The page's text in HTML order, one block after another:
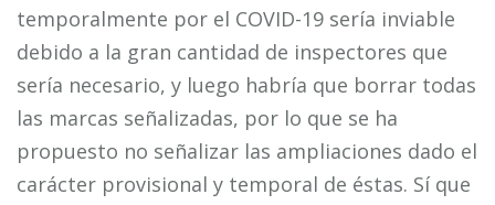
temporalmente por el COVID-19 sería inviable
debido a la gran cantidad de inspectores que
sería necesario, y luego habría que borrar todas
las marcas señalizadas, por lo que se ha
propuesto no señalizar las ampliaciones dado el
carácter provisional y temporal de éstas. Sí que